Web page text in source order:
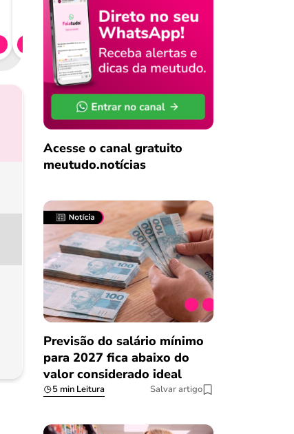
Acesse o canal gratuito
meutudo.notícias
Previsão do salário mínimo
para 2027 fica abaixo do
valor considerado ideal
5 min Leitura Salvar artigo